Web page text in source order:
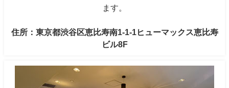
ます。
住所：東京都渋谷区恵比寿南1-1-1ヒューマックス恵比寿
ビル8F